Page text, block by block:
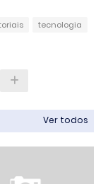
tecnologia
Ver todos